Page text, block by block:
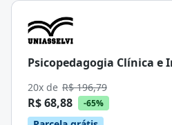
Psicopedagogia Clínica e
20x de R$ 196,79
R$ 68,88 -65%